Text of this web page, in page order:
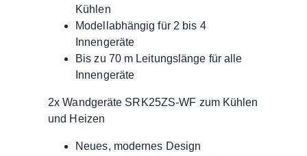
Kühlen
Modellabhängig für 2 bis 4
Innengeräte
Bis zu 70 m Leitungslänge für alle
Innengeräte
2x Wandgeräte SRK25ZS-WF zum Kühlen
und Heizen
Neues, modernes Design